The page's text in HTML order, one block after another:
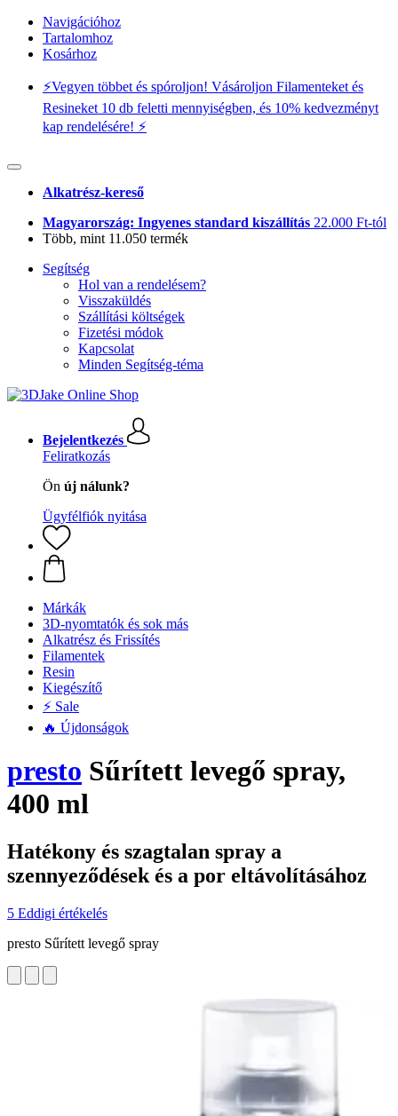
Navigációhoz
Tartalomhoz
Kosárhoz
⚡️Vegyen többet és spóroljon! Vásároljon Filamenteket és
Resineket 10 db feletti mennyiségben, és 10% kedvezményt
kap rendelésére! ⚡️
Alkatrész-kereső
Magyarország: Ingyenes standard kiszállítás 22.000 Ft-tól
Több, mint 11.050 termék
Segítség
Hol van a rendelésem?
Visszaküldés
Szállítási költségek
Fizetési módok
Kapcsolat
Minden Segítség-téma
Bejelentkezés
Feliratkozás
Ön új nálunk?
Ügyfélfiók nyitása
Márkák
3D-nyomtatók és sok más
Alkatrész és Frissítés
Filamentek
Resin
Kiegészítő
⚡ Sale
🔥 Újdonságok
presto Sűrített levegő spray,
400 ml
Hatékony és szagtalan spray a
szennyeződések és a por eltávolításához
5 Eddigi értékelés
presto Sűrített levegő spray